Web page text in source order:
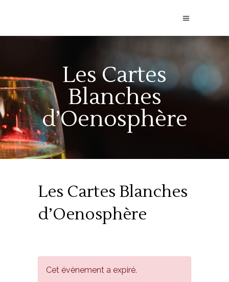
Les Cartes
Blanches
d’Oenosphère
Les Cartes Blanches
d’Oenosphère
Cet évènement a expiré.